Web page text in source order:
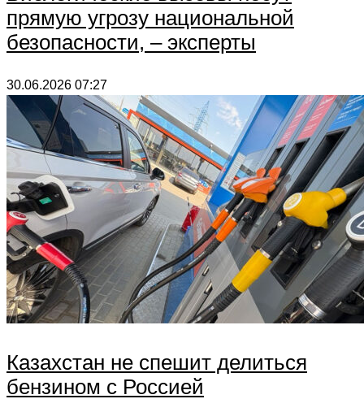
прямую угрозу национальной
безопасности, – эксперты
30.06.2026 07:27
Казахстан не спешит делиться
бензином с Россией